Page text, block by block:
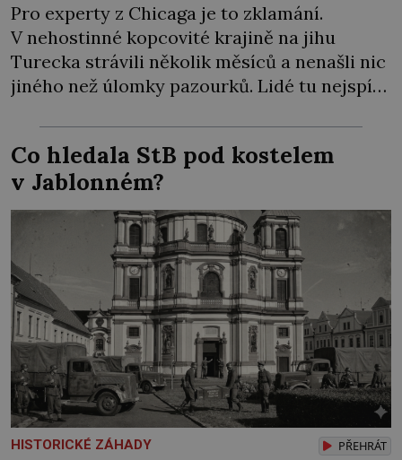
Pro experty z Chicaga je to zklamání.
V nehostinné kopcovité krajině na jihu
Turecka strávili několik měsíců a nenašli nic
jiného než úlomky pazourků. Lidé tu nejspíš
větších stavbách tu však není ani stopa… Na
dalších 30 let upadne místo v zapomnění.
Teprve na počátku 90. let minulého století si
místní pastýř […]
Co hledala StB pod kostelem
v Jablonném?
HISTORICKÉ ZÁHADY PŘEHRÁT